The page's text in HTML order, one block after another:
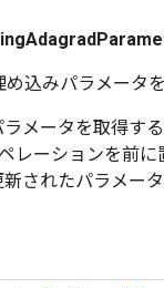
込みパラメータ
メータを取得す
レーションを前
されたパラメー